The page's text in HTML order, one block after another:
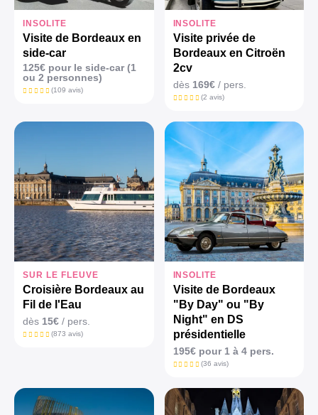
INSOLITE
Visite de Bordeaux en
side-car
125€ pour le side-car (1
ou 2 personnes)
(109 avis)
INSOLITE
Visite privée de
Bordeaux en Citroën
2cv
dès 169€/ pers.
(2 avis)
SUR LE FLEUVE
Croisière Bordeaux au
Fil de l'Eau
dès 15€ / pers.
(873 avis)
INSOLITE
Visite de Bordeaux
"By Day" ou "By
Night" en DS
présidentielle
195€ pour 1 à 4 pers.
(36 avis)